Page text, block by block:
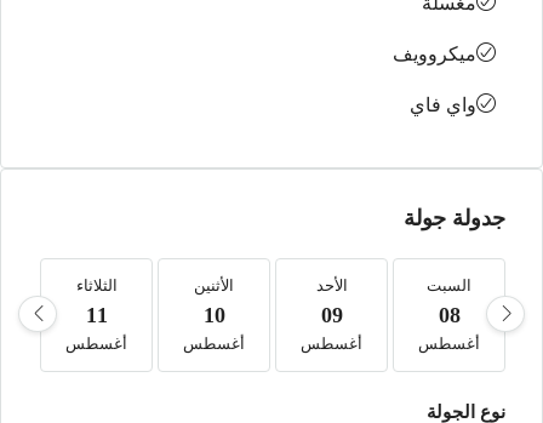
ميكروويف
واي فاي
جدولة جولة
السبت
08
أغسطس
الأحد
09
أغسطس
الأثنين
10
أغسطس
الثلاثاء
11
أغسطس
نوع الجولة